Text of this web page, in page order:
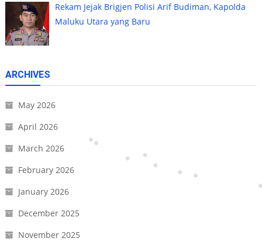
Rekam Jejak Brigjen Polisi Arif Budiman, Kapolda
Maluku Utara yang Baru
ARCHIVES
May 2026
April 2026
March 2026
February 2026
January 2026
December 2025
November 2025